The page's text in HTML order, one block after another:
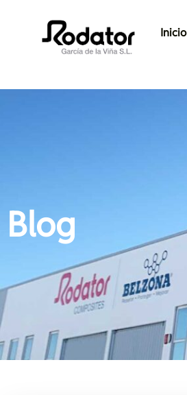
Inicio
Blog